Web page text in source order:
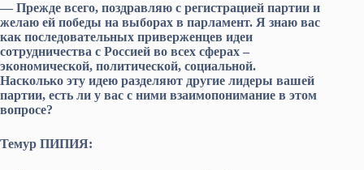
— Прежде всего, поздравляю с регистрацией партии и
желаю ей победы на выборах в парламент. Я знаю вас
как последовательных приверженцев идеи
сотрудничества с Россией во всех сферах –
экономической, политической, социальной.
Насколько эту идею разделяют другие лидеры вашей
партии, есть ли у вас с ними взаимопонимание в этом
вопросе?
Темур ПИПИЯ: